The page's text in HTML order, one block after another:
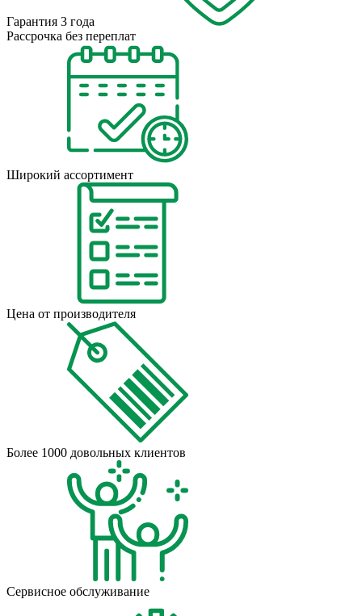
Гарантия 3 года
Рассрочка без переплат
Широкий ассортимент
Цена от производителя
Более 1000 довольных клиентов
Сервисное обслуживание